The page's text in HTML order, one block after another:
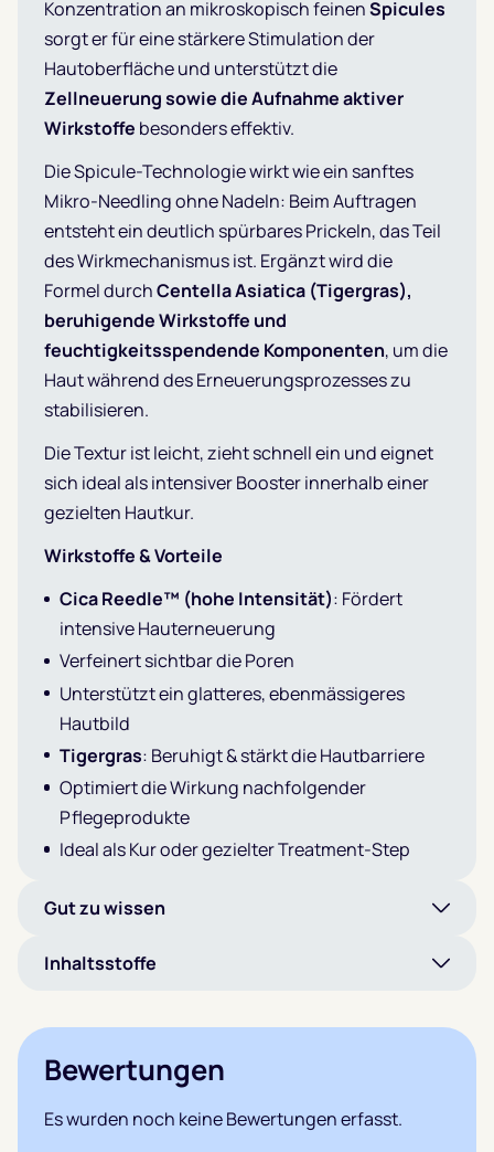
Konzentration an mikroskopisch feinenSpicules
sorgt er für eine stärkere Stimulation der
Hautoberfläche und unterstützt die
Zellneuerung sowie die Aufnahme aktiver
Wirkstoffe besonders effektiv.
Die Spicule-Technologie wirkt wie ein sanftes
Mikro-Needling ohne Nadeln: Beim Auftragen
entsteht ein deutlich spürbares Prickeln, das Teil
des Wirkmechanismus ist. Ergänzt wird die
Formel durchCentella Asiatica (Tigergras),
beruhigende Wirkstoffe und
feuchtigkeitsspendende Komponenten, um die
Haut während des Erneuerungsprozesses zu
stabilisieren.
Die Textur ist leicht, zieht schnell ein und eignet
sich ideal als intensiver Booster innerhalb einer
gezielten Hautkur.
Wirkstoffe & Vorteile
Cica Reedle™ (hohe Intensität): Fördert
intensive Hauterneuerung
Verfeinert sichtbar die Poren
Unterstützt ein glatteres, ebenmässigeres
Hautbild
Tigergras: Beruhigt & stärkt die Hautbarriere
Optimiert die Wirkung nachfolgender
Pflegeprodukte
Ideal als Kur oder gezielter Treatment-Step
Gut zu wissen
Inhaltsstoffe
Bewertungen
Es wurden noch keine Bewertungen erfasst.